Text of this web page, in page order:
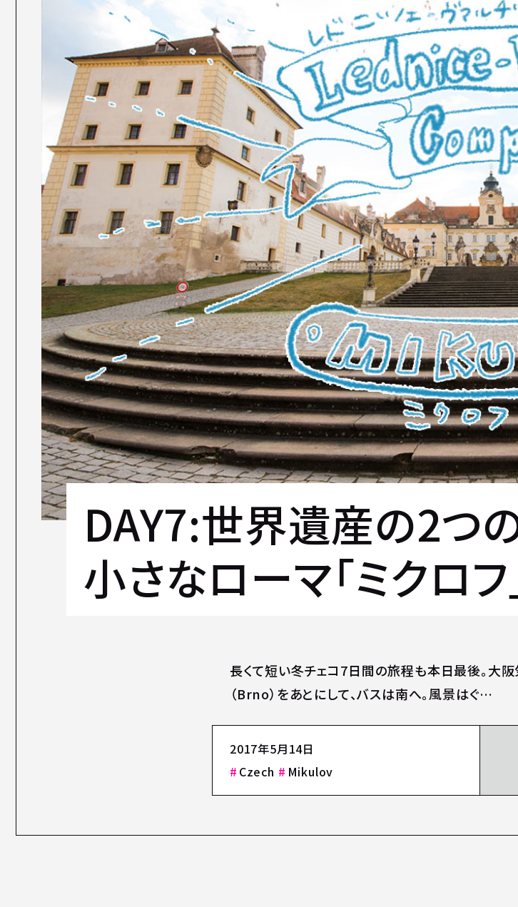
DAY7:世界遺産の2つ
小さなローマ「ミクロフ
長くて短い冬チェコ7日間の旅程も本日最後。大
（Brno）をあとにして、バスは南へ。風景はぐ…
2017年5月14日
Czech
Mikulov